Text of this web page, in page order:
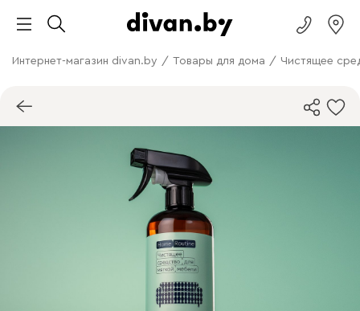
Интернет-магазин divan.by / Товары для дома / Чистящее